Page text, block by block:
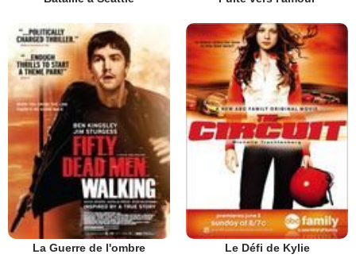
La Guerre de l'ombre Le Défi de Kylie